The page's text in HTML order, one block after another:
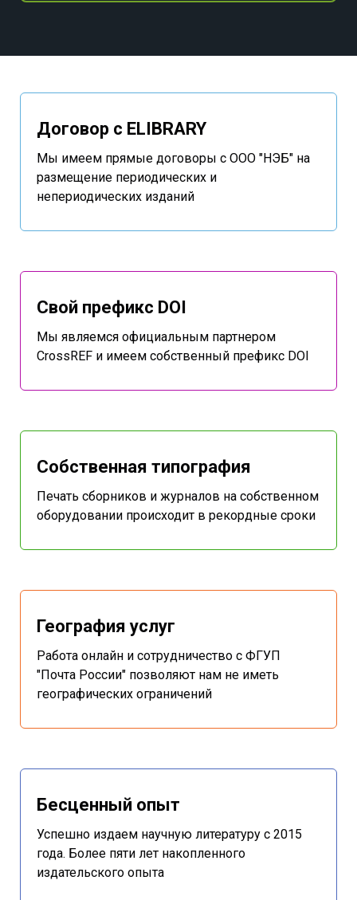
Договор с ELIBRARY
Мы имеем прямые договоры с ООО "НЭБ" на
размещение периодических и
непериодических изданий
Свой префикс DOI
Мы являемся официальным партнером
CrossREF и имеем собственный префикс DOI
Собственная типография
Печать сборников и журналов на собственном
оборудовании происходит в рекордные сроки
География услуг
Работа онлайн и сотрудничество с ФГУП
"Почта России" позволяют нам не иметь
географических ограничений
Бесценный опыт
Успешно издаем научную литературу с 2015
года. Более пяти лет накопленного
издательского опыта